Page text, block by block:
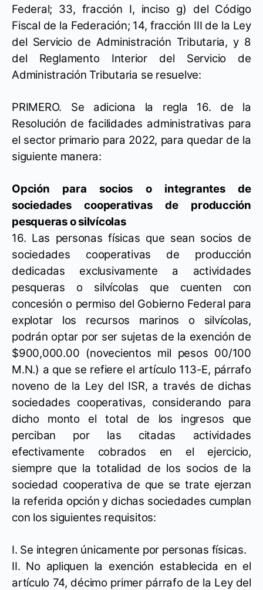
Federal; 33, fracción I, inciso g) del Código
Fiscal de la Federación; 14, fracción III de la Ley
del Servicio de Administración Tributaria, y 8
del Reglamento Interior del Servicio de
Administración Tributaria se resuelve:
PRIMERO. Se adiciona la regla 16. de la
Resolución de facilidades administrativas para
el sector primario para 2022, para quedar de la
siguiente manera:
Opción para socios o integrantes de
sociedades cooperativas de producción
pesqueras o silvícolas
16. Las personas físicas que sean socios de
sociedades cooperativas de producción
dedicadas exclusivamente a actividades
pesqueras o silvícolas que cuenten con
concesión o permiso del Gobierno Federal para
explotar los recursos marinos o silvícolas,
podrán optar por ser sujetas de la exención de
$900,000.00 (novecientos mil pesos 00/100
M.N.) a que se refiere el artículo 113-E, párrafo
noveno de la Ley del ISR, a través de dichas
sociedades cooperativas, considerando para
dicho monto el total de los ingresos que
perciban por las citadas actividades
efectivamente cobrados en el ejercicio,
siempre que la totalidad de los socios de la
sociedad cooperativa de que se trate ejerzan
la referida opción y dichas sociedades cumplan
con los siguientes requisitos:
I. Se integren únicamente por personas físicas.
II. No apliquen la exención establecida en el
artículo 74, décimo primer párrafo de la Ley del